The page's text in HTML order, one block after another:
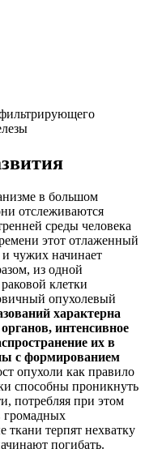
в большом
отслеживаются
среды человека
этот отлаженный
и чужих начинает
из одной
клетки
опухолевый
характерна
интенсивное
их в
с формированием
опухоли как правило
способны проникнуть
потребляя при этом
громадных
ткани терпят нехватку
погибать.